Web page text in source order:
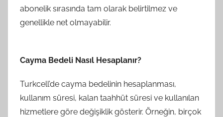
abonelik sırasında tam olarak belirtilmez ve
genellikle net olmayabilir.
Cayma Bedeli Nasıl Hesaplanır?
Turkcell’de cayma bedelinin hesaplanması,
kullanım süresi, kalan taahhüt süresi ve kullanılan
hizmetlere göre değişiklik gösterir. Örneğin, birçok